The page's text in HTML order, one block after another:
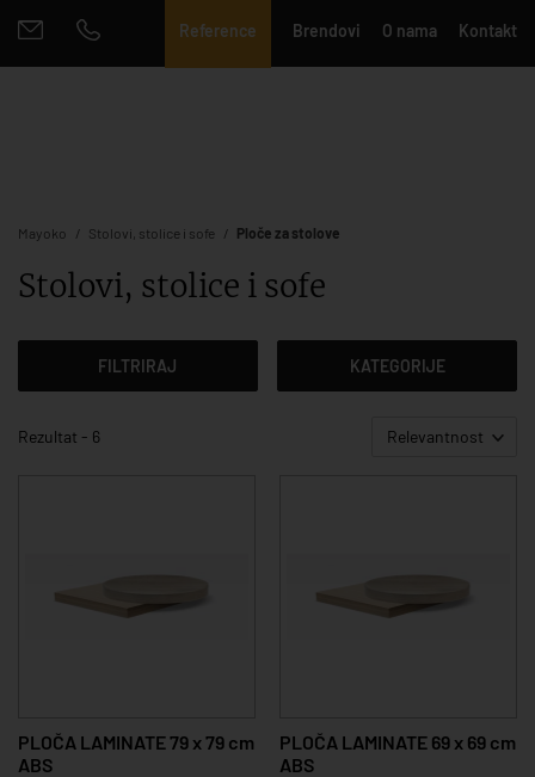
Reference Brendovi O nama Kontakt
Mayoko Stolovi, stolice i sofe Ploče za stolove
Stolovi, stolice i sofe
FILTRIRAJ KATEGORIJE
Rezultat - 6 Relevantnost
PLOČA LAMINATE 79 x 79 cm
ABS
PLOČA LAMINATE 69 x 69 cm
ABS